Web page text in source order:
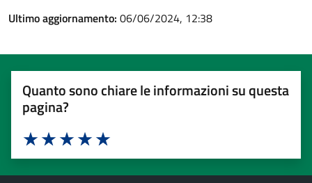
Ultimo aggiornamento: 06/06/2024, 12:38
Quanto sono chiare le informazioni su questa
pagina?
Valuta 5 stelle su 5
Valuta 4 stelle su 5
Valuta 3 stelle su 5
Valuta 2 stelle su 5
Valuta 1 stelle su 5